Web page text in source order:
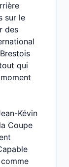
sur le
des
qui
Kévin
Coupe
comme